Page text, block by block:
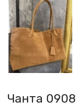
Чанта 0908